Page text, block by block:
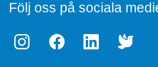
Följ oss på sociala